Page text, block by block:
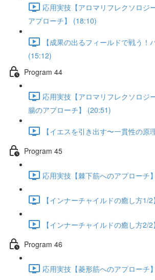
応用実技【アロマリフレクソロジ
アプローチ】 (18:10)
【成果の出るフィールドで戦う！
(15:12)
Program 44
応用実技【アロマリフレクソロジ
腸のアプローチ】 (20:51)
【イエスを引き出す〜一貫性の原
Program 45
応用実技【棘下筋へのアプローチ
【インナーチャイルドの癒し方1/
【インナーチャイルドの癒し方2/
Program 46
応用実技【菱形筋へのアプローチ